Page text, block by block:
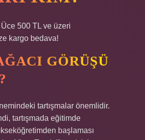
500 TL ve üzeri
kargo bedava!
GÖRÜŞÜ
tartışmalar önemlidir.
tartışmada eğitimde
başlaması